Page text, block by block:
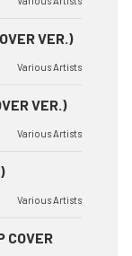
VER.)
Various Artists
VER.)
Various Artists
Various Artists
COVER